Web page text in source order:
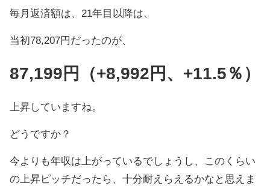
毎月返済額は、21年目以降は、
当初78,207円だったのが、
87,199円（+8,992円、+11.5％）
上昇していますね。
どうですか？
今よりも年収は上がっているでしょうし、このくらい
の上昇ピッチだったら、十分耐えらえるかなと思えま